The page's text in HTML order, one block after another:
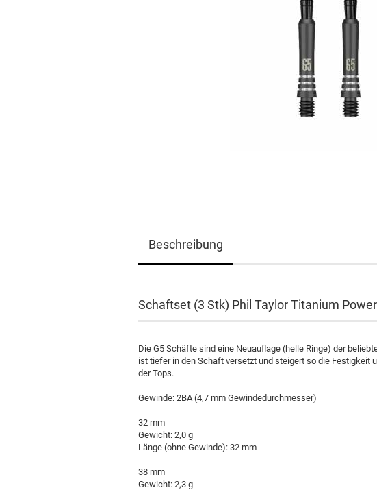
Poster
Beschreibung
Schaftset (3 Stk) Phil Taylor Titanium
Die G5 Schäfte sind eine Neuauflage (helle Ringe) der
ist tiefer in den Schaft versetzt und steigert so die Festigkeit
der Tops.
Gewinde: 2BA (4,7 mm Gewindedurchmesser)
32 mm
Gewicht: 2,0 g
Länge (ohne Gewinde): 32 mm
38 mm
Gewicht: 2,3 g